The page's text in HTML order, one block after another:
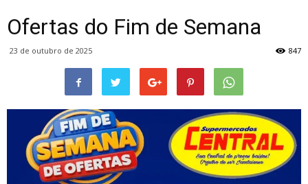
Ofertas do Fim de Semana
23 de outubro de 2025 847